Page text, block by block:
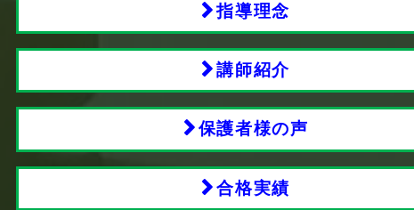
指導理念
講師紹介
保護者様の声
合格実績